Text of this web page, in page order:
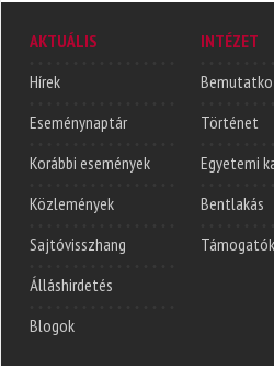
AKTUÁLIS
Hírek
Eseménynaptár
Korábbi események
Közlemények
Sajtóvisszhang
Álláshirdetés
Blogok
INTÉZET
Történet
Egyetemi
Bentlakás
Támogatók